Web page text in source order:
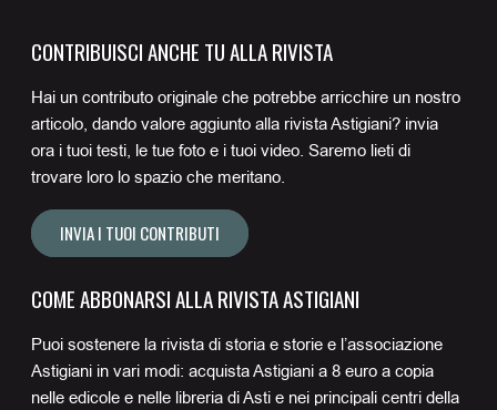
CONTRIBUISCI ANCHE TU ALLA RIVISTA
Hai un contributo originale che potrebbe arricchire un nostro
articolo, dando valore aggiunto alla rivista Astigiani? invia
ora i tuoi testi, le tue foto e i tuoi video. Saremo lieti di
trovare loro lo spazio che meritano.
INVIA I TUOI CONTRIBUTI
COME ABBONARSI ALLA RIVISTA ASTIGIANI
Puoi sostenere la rivista di storia e storie e l’associazione
Astigiani in vari modi: acquista Astigiani a 8 euro a copia
nelle edicole e nelle libreria di Asti e nei principali centri della